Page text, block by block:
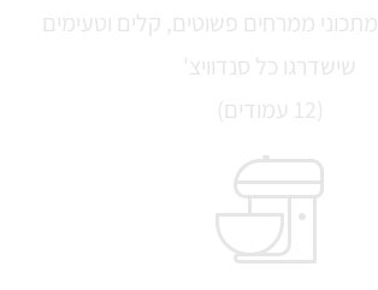
חוברת עם 11 מתכוני ממרחים פשוטים, קלים וטעימים
שישדרגו כל סנדוויצ'
(12 עמודים)